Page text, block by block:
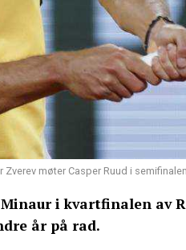
Zverev møter Casper Ruud i
i kvartfinalen av
år på rad.